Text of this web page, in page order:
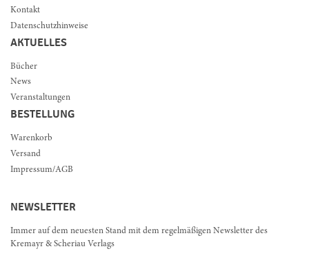
Kontakt
Datenschutzhinweise
AKTUELLES
Bücher
News
Veranstaltungen
BESTELLUNG
Warenkorb
Versand
Impressum/AGB
NEWSLETTER
Immer auf dem neuesten Stand mit dem regelmäßigen Newsletter des
Kremayr & Scheriau Verlags